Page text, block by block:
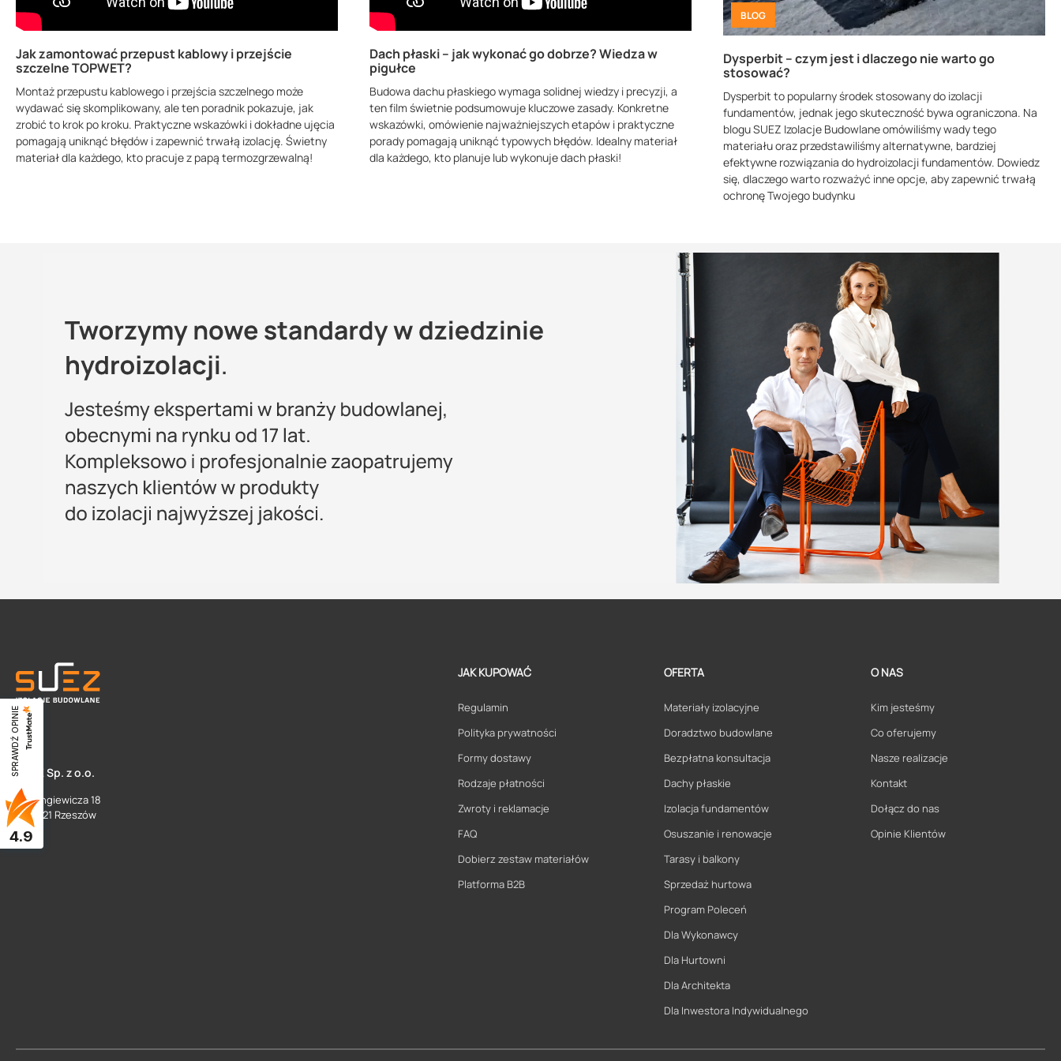
Jak zamontować przepust kablowy i przejście
szczelne TOPWET?
Montaż przepustu kablowego i przejścia szczelnego może
wydawać się skomplikowany, ale ten poradnik pokazuje, jak
zrobić to krok po kroku. Praktyczne wskazówki i dokładne ujęcia
pomagają uniknąć błędów i zapewnić trwałą izolację. Świetny
materiał dla każdego, kto pracuje z papą termozgrzewalną!
Dach płaski – jak wykonać go dobrze? Wiedza w
pigułce
Budowa dachu płaskiego wymaga solidnej wiedzy i precyzji, a
ten film świetnie podsumowuje kluczowe zasady. Konkretne
wskazówki, omówienie najważniejszych etapów i praktyczne
porady pomagają uniknąć typowych błędów. Idealny materiał
dla każdego, kto planuje lub wykonuje dach płaski!
BLOG
Dysperbit – czym jest i dlaczego nie warto go
stosować?
Dysperbit to popularny środek stosowany do izolacji
fundamentów, jednak jego skuteczność bywa ograniczona. Na
blogu SUEZ Izolacje Budowlane omówiliśmy wady tego
materiału oraz przedstawiliśmy alternatywne, bardziej
efektywne rozwiązania do hydroizolacji fundamentów. Dowiedz
się, dlaczego warto rozważyć inne opcje, aby zapewnić trwałą
ochronę Twojego budynku
SUEZ Sp. z o.o.
ul. Langiewicza 18
35 - 021 Rzeszów
JAK KUPOWAĆ
Regulamin
Polityka prywatności
Formy dostawy
Rodzaje płatności
Zwroty i reklamacje
FAQ
Dobierz zestaw materiałów
Platforma B2B
OFERTA
Materiały izolacyjne
Doradztwo budowlane
Bezpłatna konsultacja
Dachy płaskie
Izolacja fundamentów
Osuszanie i renowacje
Tarasy i balkony
Sprzedaż hurtowa
Program Poleceń
Dla Wykonawcy
Dla Hurtowni
Dla Architekta
Dla Inwestora Indywidualnego
O NAS
Kim jesteśmy
Co oferujemy
Nasze realizacje
Kontakt
Dołącz do nas
Opinie Klientów
SPRAWDŹ OPINIE
4.9